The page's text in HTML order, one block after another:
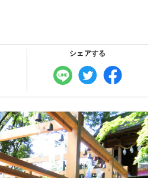
シェアする